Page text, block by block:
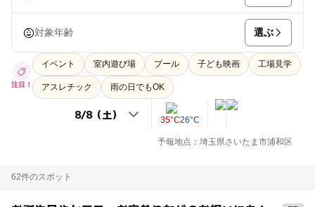
対象年齢 選ぶ
注目！
イベント 室内遊び場 プール 子ども映画 工場見学
アスレチック 雨の日でもOK
35°C26°C
予報地点：埼玉県さいたま市浦和区
62件のスポット